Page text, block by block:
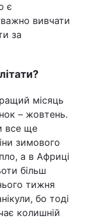
є
вивчати
за
місяць
– жовтень.
все ще
зимового
а в Африці
більш
тижня
бо тоді
колишній